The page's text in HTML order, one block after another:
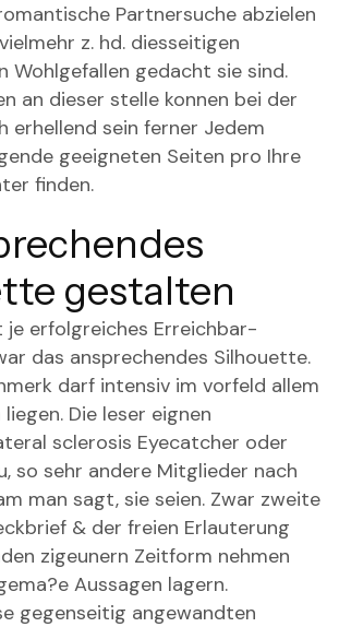
Partnersuche abzielen
z. hd. diesseitigen
Wohlgefallen gedacht sie sind.
an dieser stelle konnen bei der
erhellend sein ferner Jedem
geeigneten Seiten pro Ihre
finden.
gestalten
je erfolgreiches Erreichbar-
das ansprechendes Silhouette.
darf intensiv im vorfeld allem
Die leser eignen
sclerosis Eyecatcher oder
so sehr andere Mitglieder nach
man sagt, sie seien. Zwar zweite
& der freien Erlauterung
zigeunern Zeitform nehmen
Aussagen lagern.
gegenseitig angewandten